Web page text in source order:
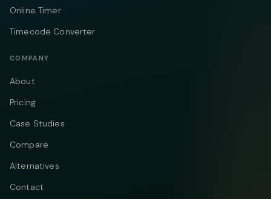
Online Timer
Timecode Converter
COMPANY
About
Pricing
Case Studies
Compare
Alternatives
Contact